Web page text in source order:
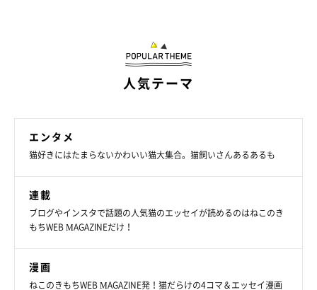
人気テーマ
エンタメ
猫好きにはたまらないかわいい猫大集合。猫飼いさんあるあるも
連載
ブログやインスタで話題の人気猫のエッセイが読めるのはねこのき
もちWEB MAGAZINEだけ！
漫画
ねこのきもちWEB MAGAZINE発！猫だらけの4コマ＆エッセイ漫画